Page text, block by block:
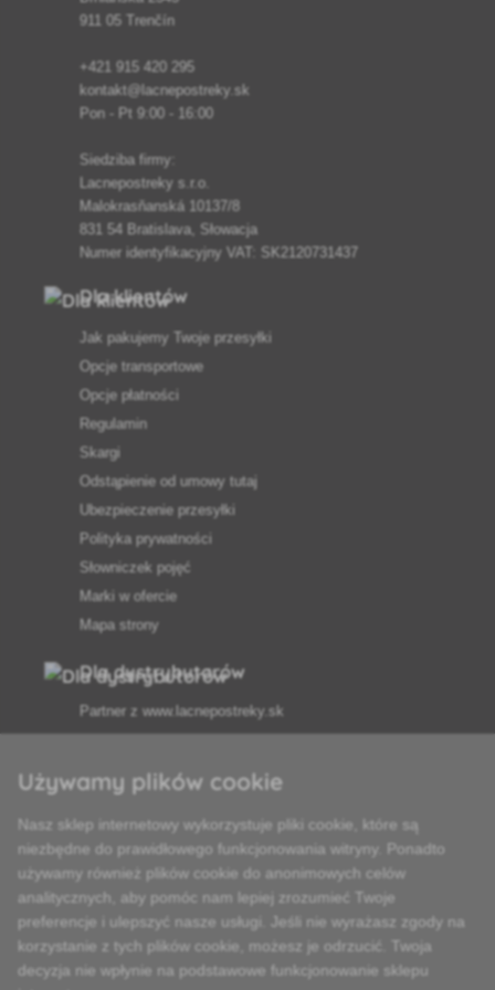
911 05 Trenčín
+421 915 420 295
kontakt@lacnepostreky.sk
Pon - Pt 9:00 - 16:00
Siedziba firmy:
Lacnepostreky s.r.o.
Malokrasňanská 10137/8
831 54 Bratislava, Słowacja
Numer identyfikacyjny VAT: SK2120731437
Dla klientów
Jak pakujemy Twoje przesyłki
Opcje transportowe
Opcje płatności
Regulamin
Skargi
Odstąpienie od umowy tutaj
Ubezpieczenie przesyłki
Polityka prywatności
Słowniczek pojęć
Marki w ofercie
Mapa strony
Dla dystrybutorów
Partner z www.lacnepostreky.sk
Zawsze służymy fachową poradą
Używamy plików cookie
Nasz sklep internetowy wykorzystuje pliki cookie, które są
niezbędne do prawidłowego funkcjonowania witryny. Ponadto
używamy również plików cookie do anonimowych celów
analitycznych, aby pomóc nam lepiej zrozumieć Twoje
preferencje i ulepszyć nasze usługi. Jeśli nie wyrażasz zgody na
korzystanie z tych plików cookie, możesz je odrzucić. Twoja
decyzja nie wpłynie na podstawowe funkcjonowanie sklepu